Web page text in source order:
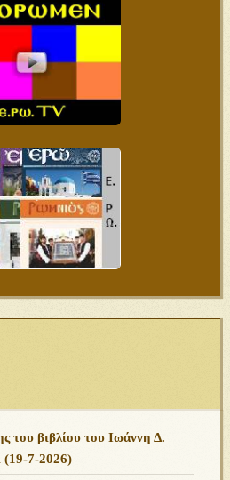
του βιβλίου του Ιωάννη Δ.
(19-7-2026)